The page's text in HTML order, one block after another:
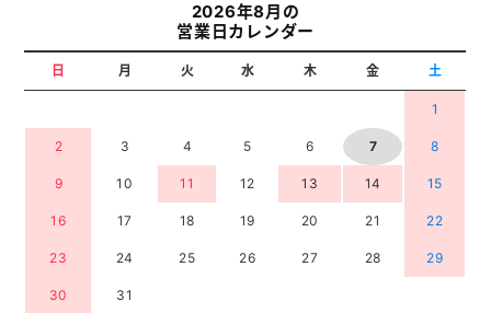
2026年8月の
営業日カレンダー
日 月 火 水 木 金 土
1
2 3 4 5 6 7 8
9 10 11 12 13 14 15
16 17 18 19 20 21 22
23 24 25 26 27 28 29
30 31